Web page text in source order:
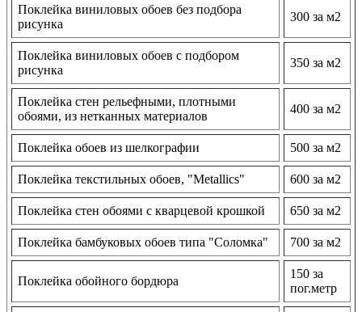
Поклейка виниловых обоев без подбора
рисунка
300 за м2
Поклейка виниловых обоев с подбором
рисунка
350 за м2
Поклейка стен рельефными, плотными
обоями, из нетканных материалов
400 за м2
Поклейка обоев из шелкографии 500 за м2
Поклейка текстильных обоев, "Metallics" 600 за м2
Поклейка стен обоями с кварцевой крошкой 650 за м2
Поклейка бамбуковых обоев типа "Соломка" 700 за м2
Поклейка обойного бордюра
150 за
пог.метр